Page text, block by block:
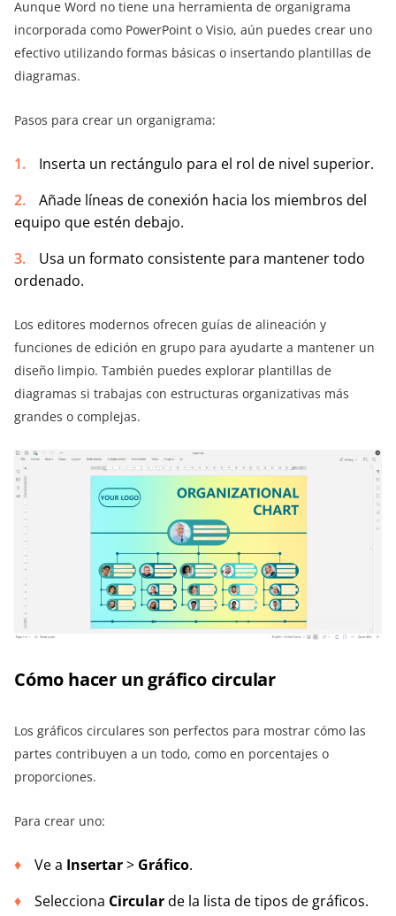
Aunque Word no tiene una herramienta de organigrama
incorporada como PowerPoint o Visio, aún puedes crear uno
efectivo utilizando formas básicas o insertando plantillas de
diagramas.
Pasos para crear un organigrama:
Inserta un rectángulo para el rol de nivel superior.
Añade líneas de conexión hacia los miembros del
equipo que estén debajo.
Usa un formato consistente para mantener todo
ordenado.
Los editores modernos ofrecen guías de alineación y
funciones de edición en grupo para ayudarte a mantener un
diseño limpio. También puedes explorar plantillas de
diagramas si trabajas con estructuras organizativas más
grandes o complejas.
Cómo hacer un gráfico circular
Los gráficos circulares son perfectos para mostrar cómo las
partes contribuyen a un todo, como en porcentajes o
proporciones.
Para crear uno:
Ve a Insertar> Gráfico.
Selecciona Circularde la lista de tipos de gráficos.